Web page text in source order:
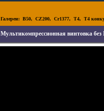
Галереи: B50, CZ200, Cr1377, T4, T4
Мультикомпрессионная винтовка